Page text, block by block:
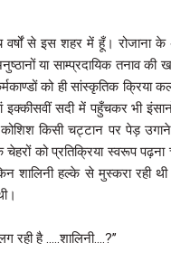
वर्षों से इस शहर में हूँ।
या साम्प्रदायिक तनाव
को ही सांस्कृतिक क्रिया
इक्कीसवीं सदी में पहुँचकर भी
कोशिश किसी चट्टान पर पेड़
को प्रतिक्रिया स्वरूप
शालिनी हल्के से मुस्करा रही
रही है …..शालिनी….?’’